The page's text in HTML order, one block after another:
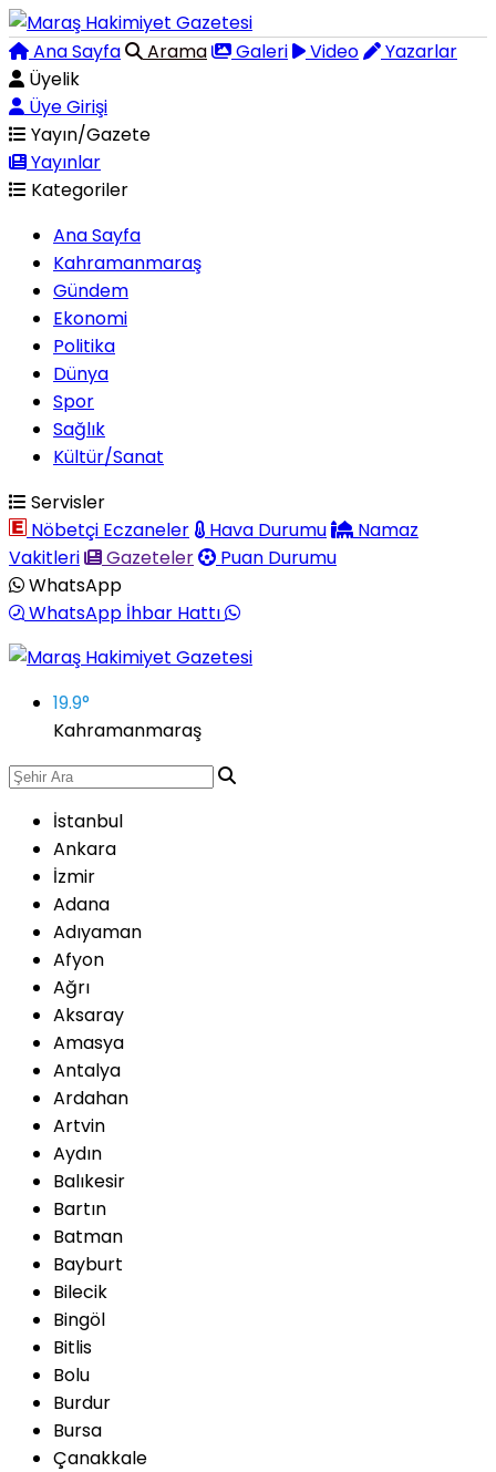
Ana Sayfa Arama Galeri Video
Yazarlar
Üyelik
Üye Girişi
Yayın/Gazete
Yayınlar
Kategoriler
Ana Sayfa
Kahramanmaraş
Gündem
Ekonomi
Politika
Dünya
Spor
Sağlık
Kültür/Sanat
Servisler
Nöbetçi Eczaneler
Hava Durumu
Namaz
Vakitleri
Gazeteler
Puan Durumu
WhatsApp
WhatsApp İhbar Hattı
19.9°
Kahramanmaraş
İstanbul
Ankara
İzmir
Adana
Adıyaman
Afyon
Ağrı
Aksaray
Amasya
Antalya
Ardahan
Artvin
Aydın
Balıkesir
Bartın
Batman
Bayburt
Bilecik
Bingöl
Bitlis
Bolu
Burdur
Bursa
Çanakkale